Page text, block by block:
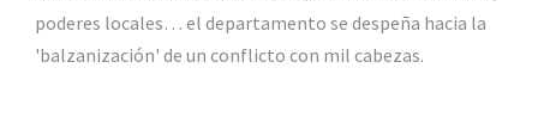
poderes locales… el departamento se despeña hacia la
'balzanización' de un conflicto con mil cabezas.